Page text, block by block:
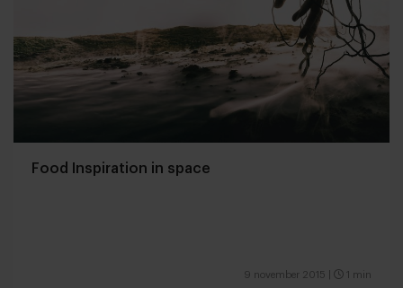
Food Inspiration in space
9 november 2015 1 min